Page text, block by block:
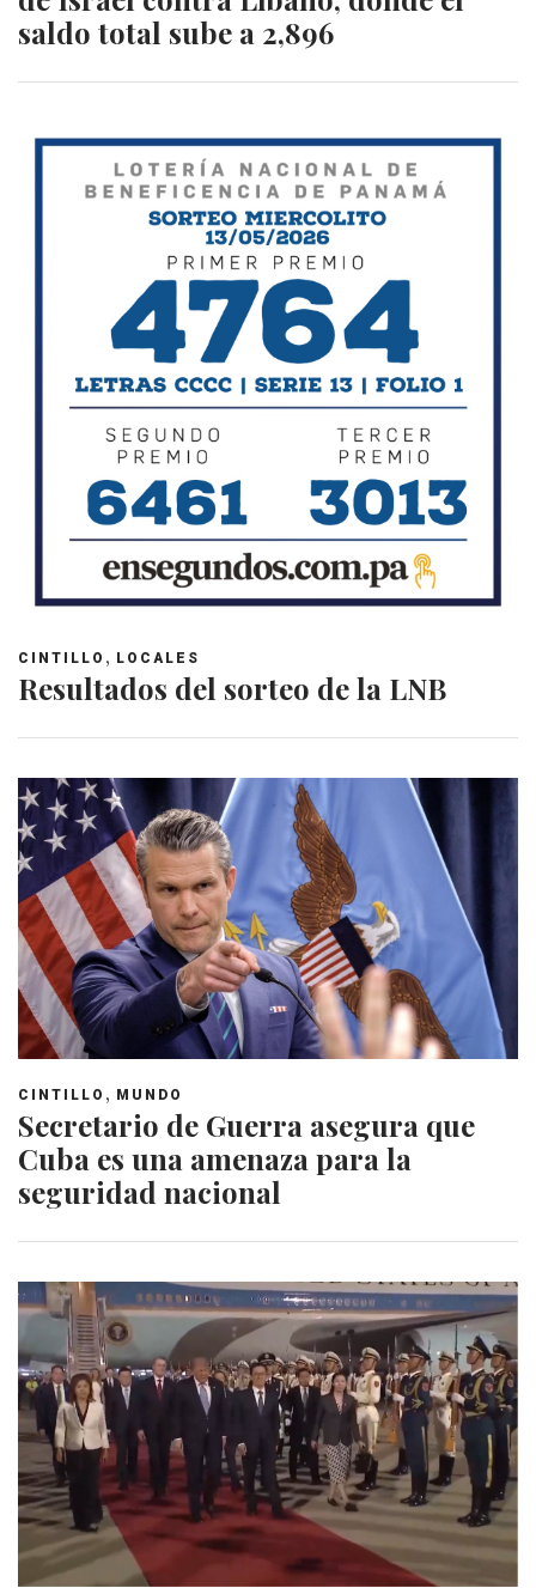
saldo total sube a 2,896
CINTILLO , LOCALES
Resultados del sorteo de la LNB
CINTILLO , MUNDO
Secretario de Guerra asegura que
Cuba es una amenaza para la
seguridad nacional